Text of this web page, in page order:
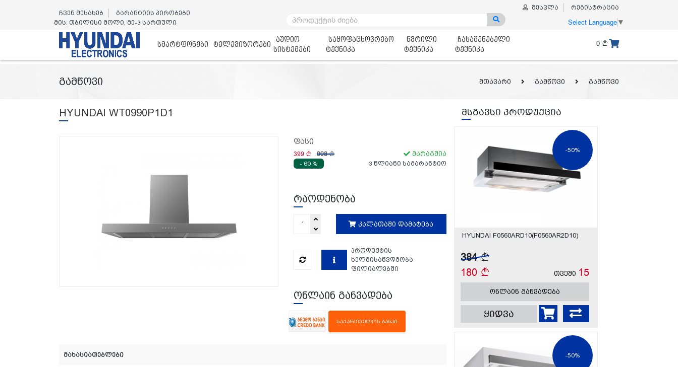
ჩვენ შესახებ
გარანტიის პირობები
მის: თბილისი მოლი, მე-3 სართული
შესვლა რეგისტრაცია
Select Language▼
სმარტფონები ტელევიზორები
აუდიო
სისტემები
საყოფაცხოვრებო
ტექნიკა
წვრილი
ტექნიკა
ჩასაშენებელი
ტექნიკა
0
გამწოვი მთავარი გამწოვი გამწოვი
HYUNDAI WT0990P1D1
ფასი
399 998 მარაგშია
- 60 % 3 წლიანი საგარანტიო
რაოდენობა
კალათაში დამატება
პროდუქტის
ხელმისაწვდმობა
ფილიალებში
ონლაინ განვადება
ᲡᲐᲥᲐᲠᲗᲕᲔᲚᲝᲡ ᲑᲐᲜᲙᲘ
მახასიათებლები
მსგავსი პროდუქცია
-50%
HYUNDAI F0560ARD10(F0560AR2D10)
384
180
თვეში 15
ონლაინ განვადება
ყიდვა
-50%